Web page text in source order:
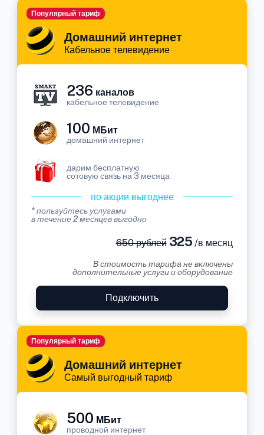
Домашний интернет
Кабельное телевидение
Популярный тариф
236 каналов
кабельное телевидение
100 МБит
домашний интернет
дарим бесплатную
сотовую связь на 3 месяца
по акции выгоднее
* пользуйтесь услугами
в течение 2 месяцев выгодно
650 рублей325 /в месяц
В стоимость тарифа не включены
дополнительные услуги и оборудование
Подключить
Домашний интернет
Самый выгодный тариф
Популярный тариф
500 МБит
проводной интернет